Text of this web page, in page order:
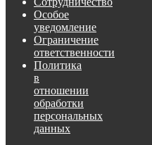
Особое
уведомление
Ограничение
ответственности
Политика
в
отношении
обработки
персональных
данных